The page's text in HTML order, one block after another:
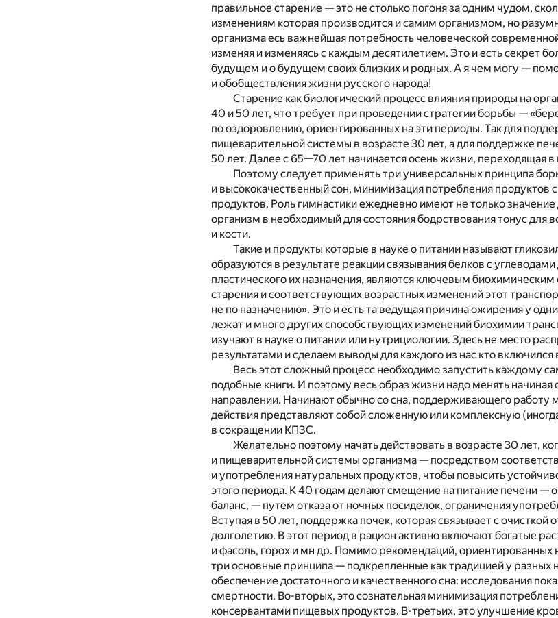
правильное старение — это не столько погоня за одним чудом,
изменениям которая производится и самим организмом, но
организма есь важнейшая потребность человеческой
изменяя и изменяясь с каждым десятилетием. Это и есть секрет
будущем и о будущем своих близких и родных. А я чем могу —
и обобществления жизни русского народа!
Старение как биологический процесс влияния природы на
40 и 50 лет, что требует при проведении стратегии борьбы —
по оздоровлению, ориентированных на эти периоды. Так для
пищеварительной системы в возрасте 30 лет, а для поддержке
50 лет. Далее с 65—70 лет начинается осень жизни, переходящая
Поэтому следует применять три универсальных принципа
и высококачественный сон, минимизация потребления
продуктов. Роль гимнастики ежедневно имеют не только
организм в необходимый для состояния бодрствования тонус
и кости.
Такие и продукты которые в науке о питании называют
образуются в результате реакции связывания белков с
пластического их назначения, являются ключевым
старения и соответствующих возрастных изменений этот
не по назначению». Это и есть та ведущая причина ожирения у
лежат и много других способствующих изменений биохимии
изучают в науке о питании или нутрициологии. Здесь не место
результатами и сделаем выводы для каждого из нас кто
Весь этот сложный процесс необходимо запустить каждому
подобные книги. И поэтому весь образ жизни надо менять
направлении. Начинают обычно со сна, поддерживающего работу
действия представляют собой сложенную или комплексную
в сокращении КПЗС.
Желательно поэтому начать действовать в возрасте 30 лет,
и пищеварительной системы организма — посредством
и употребления натуральных продуктов, чтобы повысить
этого периода. К 40 годам делают смещение на питание печени —
баланс, — путем отказа от ночных посиделок, ограничения
Вступая в 50 лет, поддержка почек, которая связывает с очисткой
долголетию. В этот период в рацион активно включают богатые
и фасоль, горох и мн др. Помимо рекомендаций, ориентированных
три основные принципа — подкрепленные как традицией у разных
обеспечение достаточного и качественного сна: исследования
смертности. Во-вторых, это сознательная минимизация
консервантами пищевых продуктов. В-третьих, это улучшение